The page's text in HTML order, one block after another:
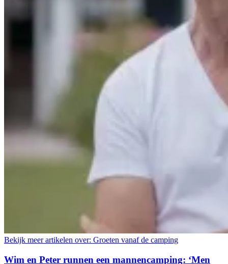
Bekijk meer artikelen over: Groeten vanaf de camping
Wim en Peter runnen een mannencamping: ‘Men